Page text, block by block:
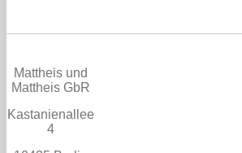
Mattheis und
Mattheis GbR
Kastanienallee
4